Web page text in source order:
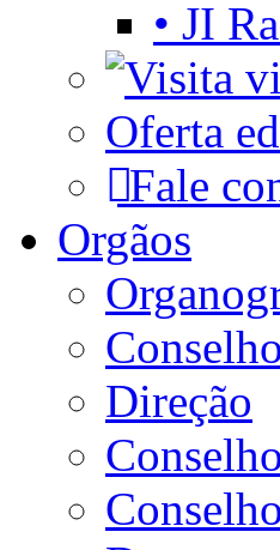
• JI
Oferta
Fale
Orgãos
Direção